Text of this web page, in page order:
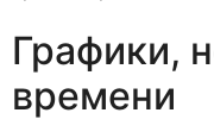
Графики,
времени